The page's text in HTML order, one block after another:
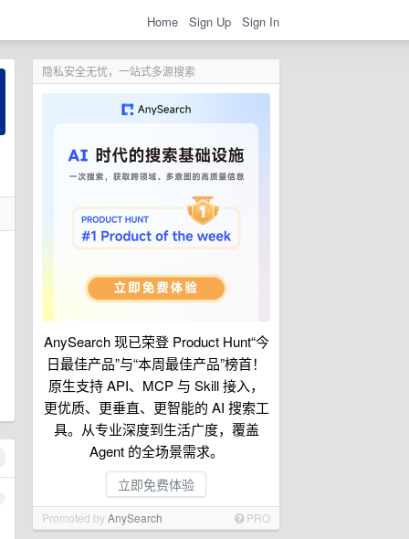
Home Sign Up Sign In
隐私安全无忧，一站式多源搜索
AnySearch 现已荣登 Product Hunt“今
日最佳产品”与“本周最佳产品”榜首！
原生支持 API、MCP 与 Skill 接入，
更优质、更垂直、更智能的 AI 搜索工
具。从专业深度到生活广度，覆盖
Agent 的全场景需求。
立即免费体验
Promoted byAnySearch PRO